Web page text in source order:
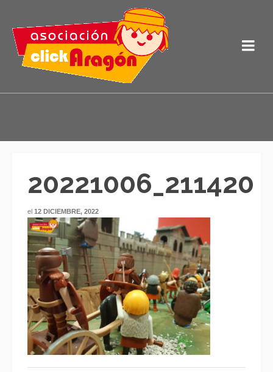
20221006_211420
el 12 DICIEMBRE, 2022